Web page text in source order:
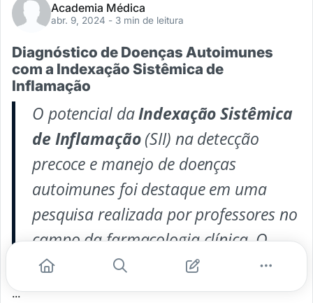
Academia Médica
abr. 9, 2024 - 3 min de leitura
Diagnóstico de Doenças Autoimunes
com a Indexação Sistêmica de
Inflamação
O potencial daIndexação Sistêmica
de Inflamação(SII) na detecção
precoce e manejo de doenças
autoimunes foi destaque em uma
pesquisa realizada por professores no
campo da farmacologia clínica. O
estudo,
...